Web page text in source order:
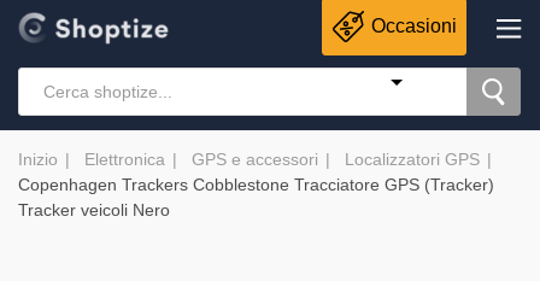
Occasioni
Inizio Elettronica GPS e accessori
Localizzatori GPS
Copenhagen Trackers Cobblestone Tracciatore GPS (Tracker)
Tracker veicoli Nero